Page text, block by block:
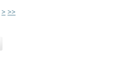
> >>